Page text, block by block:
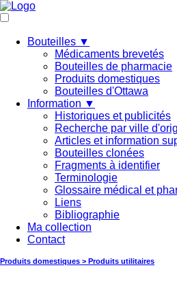
Bouteilles ▼
Médicaments brevetés
Bouteilles de pharmacie
Produits domestiques
Bouteilles d'Ottawa
Information ▼
Historiques et publicités
Recherche par ville
Articles et information
Bouteilles clonées
Fragments à identifier
Terminologie
Glossaire médical et
Liens
Bibliographie
Ma collection
Contact
Produits domestiques > Produits utilitaires